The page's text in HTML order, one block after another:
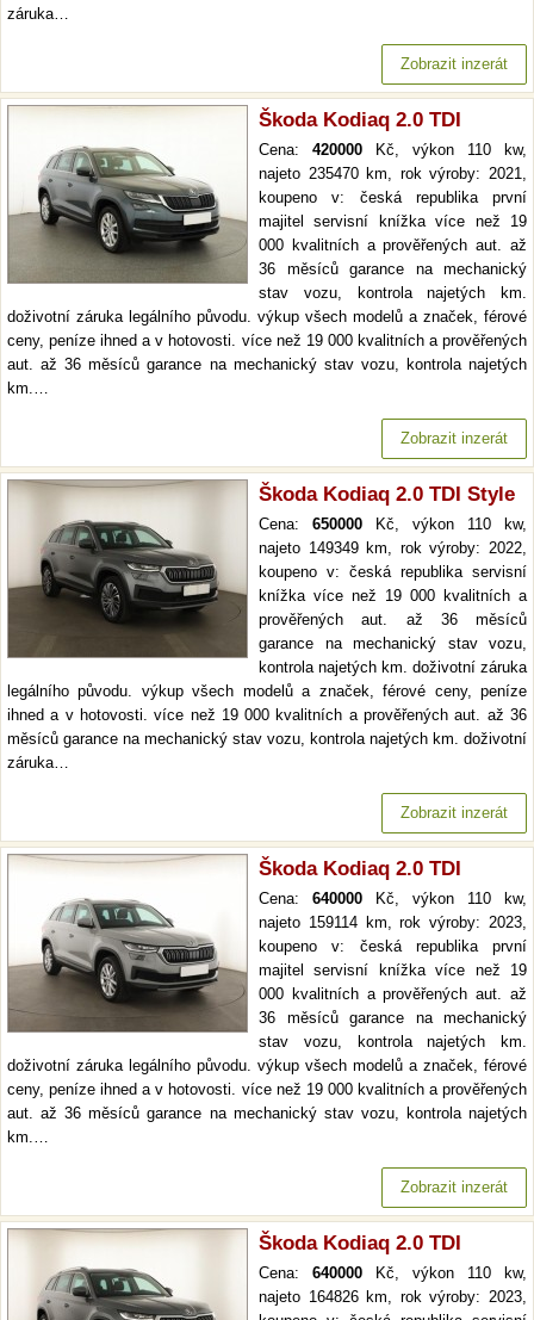
záruka…
Zobrazit inzerát
Škoda Kodiaq 2.0 TDI
Cena: 420000 Kč, výkon 110 kw,
najeto 235470 km, rok výroby: 2021,
koupeno v: česká republika první
majitel servisní knížka více než 19
000 kvalitních a prověřených aut. až
36 měsíců garance na mechanický
stav vozu, kontrola najetých km.
doživotní záruka legálního původu. výkup všech modelů a značek, férové
ceny, peníze ihned a v hotovosti. více než 19 000 kvalitních a prověřených
aut. až 36 měsíců garance na mechanický stav vozu, kontrola najetých
km.…
Zobrazit inzerát
Škoda Kodiaq 2.0 TDI Style
Cena: 650000 Kč, výkon 110 kw,
najeto 149349 km, rok výroby: 2022,
koupeno v: česká republika servisní
knížka více než 19 000 kvalitních a
prověřených aut. až 36 měsíců
garance na mechanický stav vozu,
kontrola najetých km. doživotní záruka
legálního původu. výkup všech modelů a značek, férové ceny, peníze
ihned a v hotovosti. více než 19 000 kvalitních a prověřených aut. až 36
měsíců garance na mechanický stav vozu, kontrola najetých km. doživotní
záruka…
Zobrazit inzerát
Škoda Kodiaq 2.0 TDI
Cena: 640000 Kč, výkon 110 kw,
najeto 159114 km, rok výroby: 2023,
koupeno v: česká republika první
majitel servisní knížka více než 19
000 kvalitních a prověřených aut. až
36 měsíců garance na mechanický
stav vozu, kontrola najetých km.
doživotní záruka legálního původu. výkup všech modelů a značek, férové
ceny, peníze ihned a v hotovosti. více než 19 000 kvalitních a prověřených
aut. až 36 měsíců garance na mechanický stav vozu, kontrola najetých
km.…
Zobrazit inzerát
Škoda Kodiaq 2.0 TDI
Cena: 640000 Kč, výkon 110 kw,
najeto 164826 km, rok výroby: 2023,